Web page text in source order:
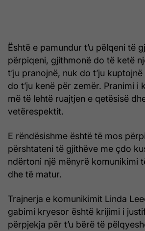
Është e pamundur t’u pëlqeni të
përpiqeni, gjithmonë do të ketë
t’ju pranojnë, nuk do t’ju
do t’ju kenë për zemër. Pranimi i
më të lehtë ruajtjen e qetësisë
vetërespektit.
E rëndësishme është të mos
përshtateni të gjithëve me çdo
ndërtoni një mënyrë komunikimi
dhe të matur.
Trajnerja e komunikimit Linda
gabimi kryesor është krijimi i
përpjekja për t’u bërë të